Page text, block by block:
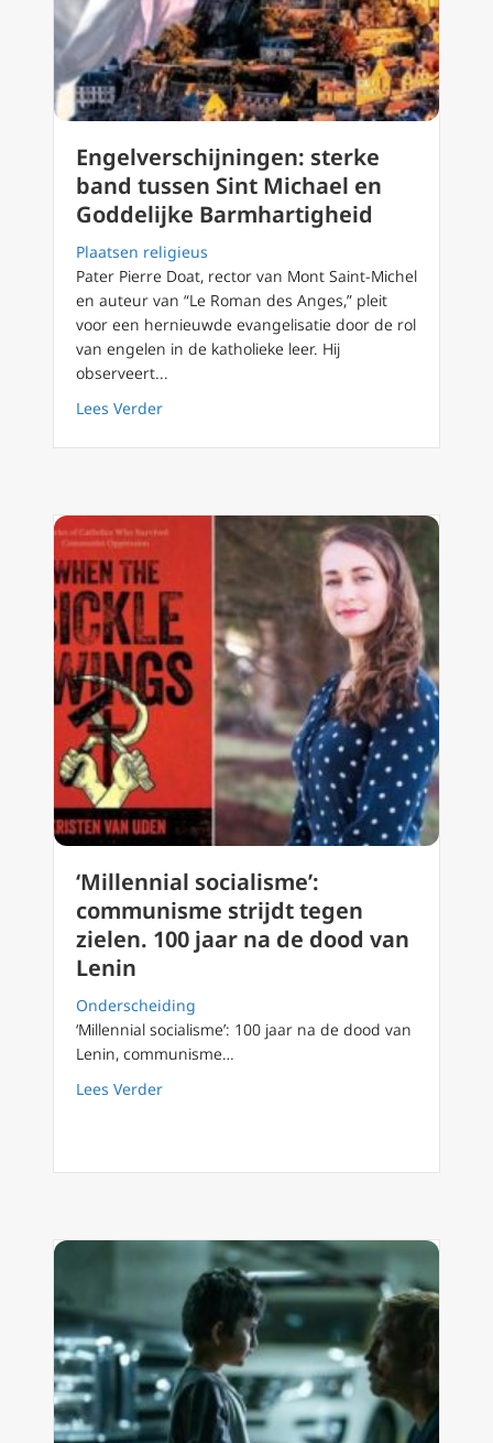
Engelverschijningen: sterke
band tussen Sint Michael en
Goddelijke Barmhartigheid
Plaatsen religieus
Pater Pierre Doat, rector van Mont Saint-Michel
en auteur van “Le Roman des Anges,” pleit
voor een hernieuwde evangelisatie door de rol
van engelen in de katholieke leer. Hij
observeert...
Lees Verderabout Engelverschijningen: sterke band
‘Millennial socialisme’:
communisme strijdt tegen
zielen. 100 jaar na de dood van
Lenin
Onderscheiding
‘Millennial socialisme’: 100 jaar na de dood van
Lenin, communisme…
Lees Verderabout ‘Millennial socialisme’: